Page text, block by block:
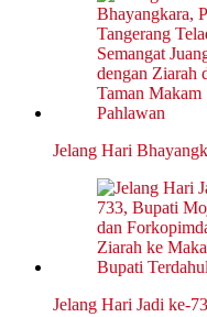
Jelang Hari
Jelang Hari Jadi ke-